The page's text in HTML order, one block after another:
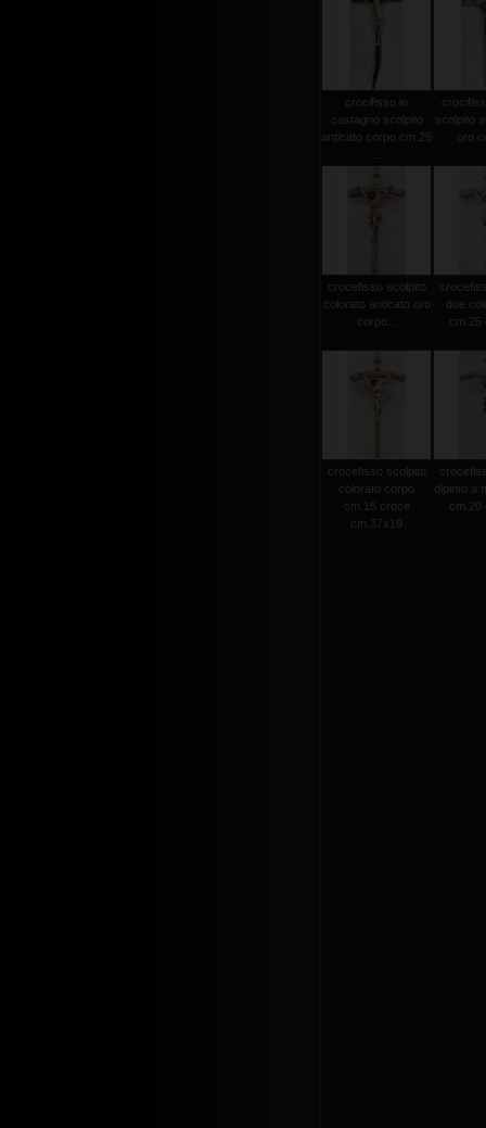
crocifisso in
castagno scolpito
anticato corpo cm.25
scolpito
oro
crocefisso scolpito
colorato anticato oro
corpo...
due
cm.25
crocefisso scolpito
colorato corpo
cm.15 croce
cm.37x19
dipinto a
cm.20